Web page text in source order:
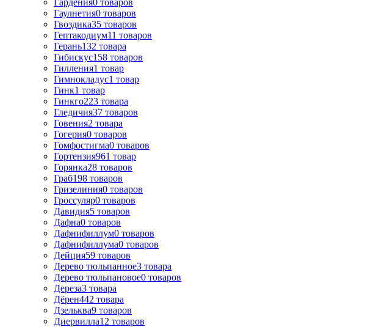
Гаулнетия0 товаров
Гвоздика35 товаров
Гептакодиум11 товаров
Герань132 товара
Гибискус158 товаров
Гилления1 товар
Гимнокладус1 товар
Гинк1 товар
Гинкго223 товара
Гледичия37 товаров
Говения2 товара
Гогерия0 товаров
Гомфостигма0 товаров
Гортензия961 товар
Горянка28 товаров
Граб198 товаров
Гризелиния0 товаров
Гроссуляр0 товаров
Давидия5 товаров
Дафна0 товаров
Дафнифиллум0 товаров
Дафнифиллума0 товаров
Дейция59 товаров
Дерево тюльпанное3 товара
Дерево тюльпановое0 товаров
Дереза3 товара
Дёрен442 товара
Дзельква9 товаров
Диервилла12 товаров